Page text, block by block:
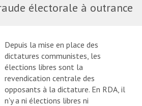
électorale à outrance
Depuis la mise en place des
dictatures communistes, les
élections libres sont la
revendication centrale des
opposants à la dictature. En RDA, il
n'y a ni élections libres ni